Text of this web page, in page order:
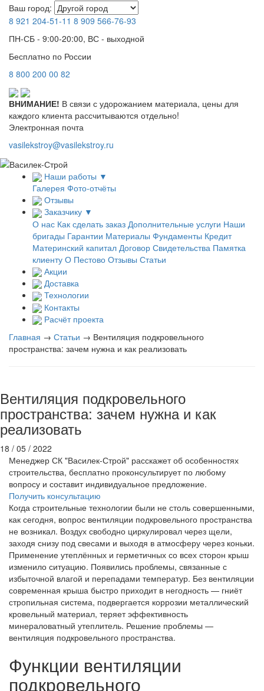
Ваш город:
8 921 204-51-11 8 909 566-76-93
ПН-СБ - 9:00-20:00, ВС - выходной
Бесплатно по России
8 800 200 00 82
ВНИМАНИЕ! В связи с удорожанием материала, цены для
каждого клиента рассчитываются отдельно!
Электронная почта
vasilekstroy@vasilekstroy.ru
Наши работы ▼
Галерея Фото-отчёты
Отзывы
Заказчику ▼
О нас Как сделать заказ Дополнительные услуги Наши
бригады Гарантии Материалы Фундаменты Кредит
Материнский капитал Договор Свидетельства Памятка
клиенту О Пестово Отзывы Статьи
Акции
Доставка
Технологии
Контакты
Расчёт проекта
Главная → Статьи → Вентиляция подкровельного
пространства: зачем нужна и как реализовать
Вентиляция подкровельного
пространства: зачем нужна и как
реализовать
18 / 05 / 2022
Менеджер СК "Василек-Строй" расскажет об особенностях
строительства, бесплатно проконсультирует по любому
вопросу и составит индивидуальное предложение.
Получить консультацию
Когда строительные технологии были не столь совершенными,
как сегодня, вопрос вентиляции подкровельного пространства
не возникал. Воздух свободно циркулировал через щели,
заходя снизу под свесами и выходя в атмосферу через коньки.
Применение утеплённых и герметичных со всех сторон крыш
изменило ситуацию. Появились проблемы, связанные с
избыточной влагой и перепадами температур. Без вентиляции
современная крыша быстро приходит в негодность — гниёт
стропильная система, подвергается коррозии металлический
кровельный материал, теряет эффективность
минераловатный утеплитель. Решение проблемы —
вентиляция подкровельного пространства.
Функции вентиляции
подкровельного